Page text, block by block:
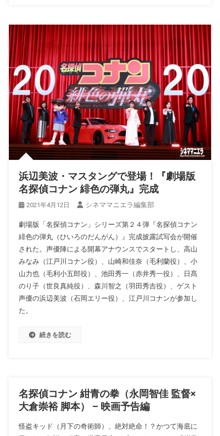
浜辺美波・マスタングで登場！『劇場版
名探偵コナン 緋色の弾丸』完成
2021年4月12日 シネママニエラ編集部
劇場版「名探偵コナン」シリーズ第２４弾『名探偵コナン
緋色の弾丸（ひいろのだんがん）』完成披露試写会が開催
された。声優陣による開幕アナウンスでスタートし、高山
みなみ（江戸川コナン役）、山崎和佳奈（毛利蘭役）、小
山力也（毛利小五郎役）、池田秀一（赤井秀一役）、日髙
のり子（世良真純役）、森川智之（羽田秀吉役）、ゲスト
声優の浜辺美波（石岡エリー役）、江戸川コナンが参加し
た。
続きを読む
名探偵コナン 紺青の拳（永岡智佳 監督×
大倉崇裕 脚本） – 映画予告編
怪盗キッド（月下の奇術師）、絶対絶命！？かつて海底に